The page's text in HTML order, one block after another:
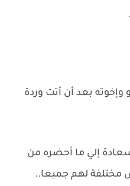
بعد أن أتت وردة
إلي ما أحضره من
مختلفة لهم جميعا..